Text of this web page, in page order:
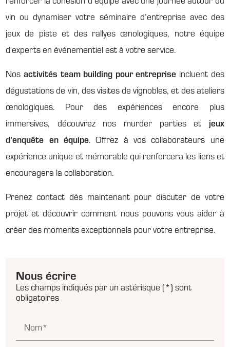
vin ou dynamiser votre séminaire d’entreprise avec des
jeux de piste et des rallyes œnologiques, notre équipe
d'experts en événementiel est à votre service.
Nos activités team building pour entreprise incluent des
dégustations de vin, des visites de vignobles, et des ateliers
œnologiques. Pour des expériences encore plus
immersives, découvrez nos murder parties et jeux
d’enquête en équipe. Offrez à vos collaborateurs une
expérience unique et mémorable qui renforcera les liens et
encouragera la collaboration.
Prenez contact dès maintenant pour discuter de votre
projet et découvrir comment nous pouvons vous aider à
créer des moments exceptionnels pour votre entreprise.
Nous écrire
Les champs indiqués par un astérisque (*) sont
obligatoires
Nom*